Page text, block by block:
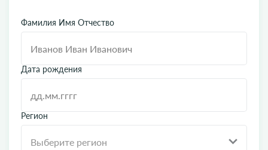
Фамилия Имя Отчество
Дата рождения
Регион